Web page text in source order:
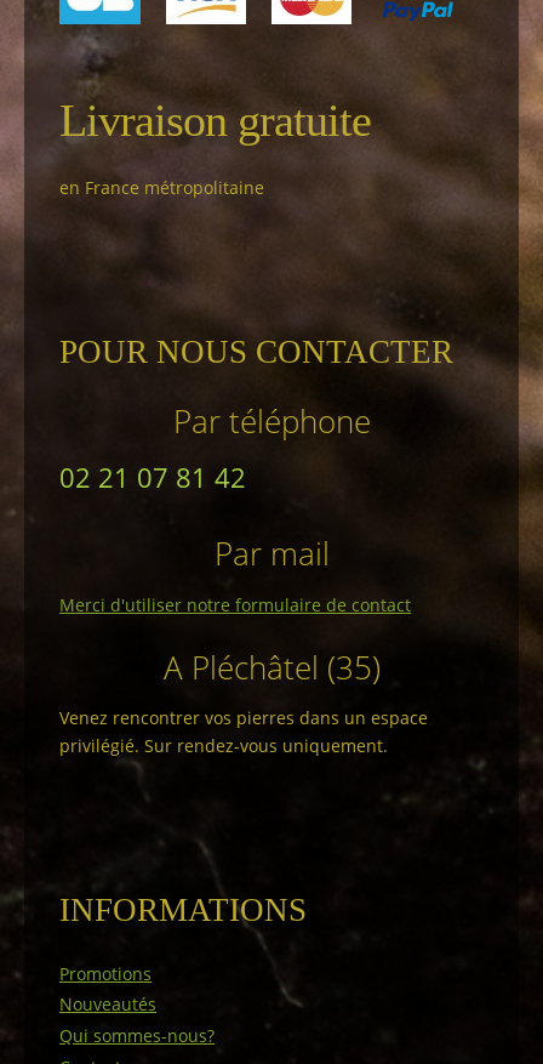
Livraison gratuite
en France métropolitaine
POUR NOUS CONTACTER
Par téléphone
02 21 07 81 42
Par mail
Merci d'utiliser notre formulaire de contact
A Pléchâtel (35)
Venez rencontrer vos pierres dans un espace
privilégié. Sur rendez-vous uniquement.
INFORMATIONS
Promotions
Nouveautés
Qui sommes-nous?